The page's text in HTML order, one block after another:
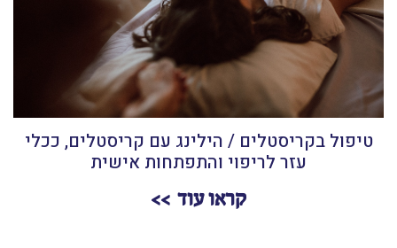
טיפול בקריסטלים / הילינג עם קריסטלים, ככלי
עזר לריפוי והתפתחות אישית
קראו עוד